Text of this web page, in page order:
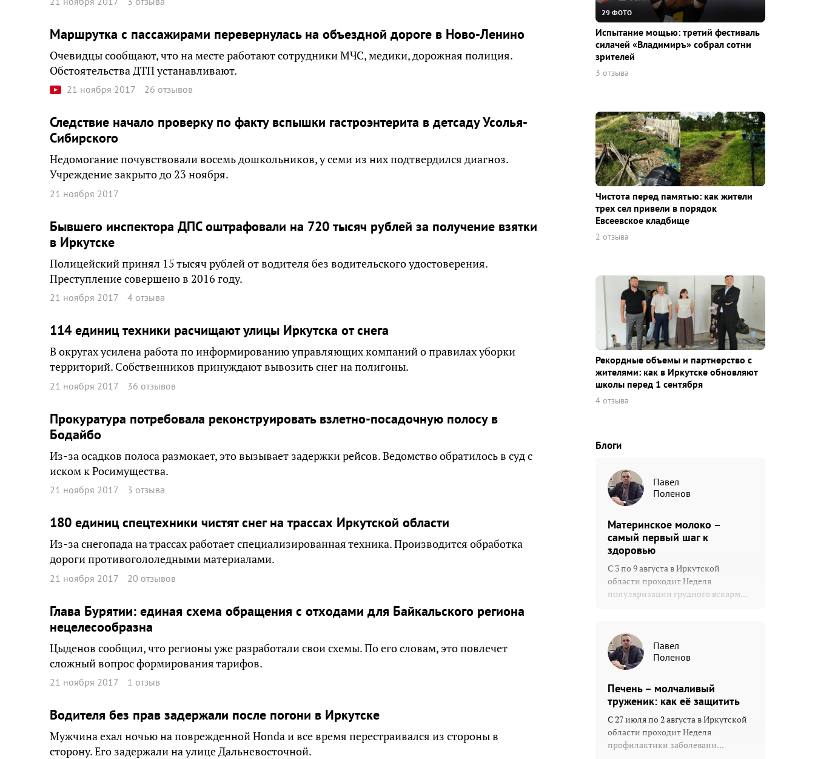
Маршрутка с пассажирами перевернулась на объездной дороге в Ново-Ленино
Очевидцы сообщают, что на месте работают сотрудники МЧС, медики, дорожная полиция.
Обстоятельства ДТП устанавливают.
21 ноября 2017 26 отзывов
Следствие начало проверку по факту вспышки гастроэнтерита в детсаду Усолья-
Сибирского
Недомогание почувствовали восемь дошкольников, у семи из них подтвердился диагноз.
Учреждение закрыто до 23 ноября.
21 ноября 2017
Бывшего инспектора ДПС оштрафовали на 720 тысяч рублей за получение взятки
в Иркутске
Полицейский принял 15 тысяч рублей от водителя без водительского удостоверения.
Преступление совершено в 2016 году.
21 ноября 2017 4 отзыва
114 единиц техники расчищают улицы Иркутска от снега
В округах усилена работа по информированию управляющих компаний о правилах уборки
территорий. Собственников принуждают вывозить снег на полигоны.
21 ноября 2017 36 отзывов
Прокуратура потребовала реконструировать взлетно-посадочную полосу в
Бодайбо
Из-за осадков полоса размокает, это вызывает задержки рейсов. Ведомство обратилось в суд с
иском к Росимущества.
21 ноября 2017 3 отзыва
180 единиц спецтехники чистят снег на трассах Иркутской области
Из-за снегопада на трассах работает специализированная техника. Производится обработка
дороги противогололедными материалами.
21 ноября 2017 20 отзывов
Глава Бурятии: единая схема обращения с отходами для Байкальского региона
нецелесообразна
Цыденов сообщил, что регионы уже разработали свои схемы. По его словам, это повлечет
сложный вопрос формирования тарифов.
21 ноября 2017 1 отзыв
Водителя без прав задержали после погони в Иркутске
Мужчина ехал ночью на поврежденной Honda и все время перестраивался из стороны в
сторону. Его задержали на улице Дальневосточной.
29 ФОТО
Испытание мощью: третий фестиваль
силачей «Владимиръ» собрал сотни
зрителей
3 отзыва
Чистота перед памятью: как жители
трех сел привели в порядок
Евсеевское кладбище
2 отзыва
Рекордные объемы и партнерство с
жителями: как в Иркутске обновляют
школы перед 1 сентября
4 отзыва
Блоги
Павел
Поленов
Материнское молоко –
самый первый шаг к
здоровью
С 3 по 9 августа в Иркутской
области проходит Неделя
популяризации грудного вскарм...
Павел
Поленов
Печень – молчаливый
труженик: как её защитить
С 27 июля по 2 августа в Иркутской
области проходит Неделя
профилактики заболевани...